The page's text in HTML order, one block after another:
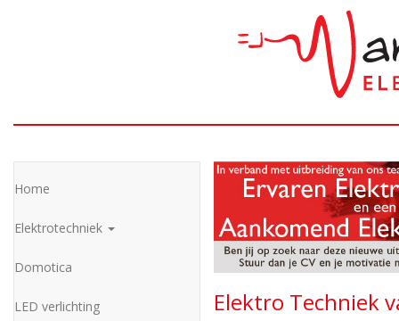
Home
Elektrotechniek
Domotica
LED verlichting Elektro Techniek